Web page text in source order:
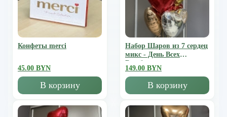
Конфеты merci
45.00 BYN
В корзину
Набор Шаров из 7 сердец
микс - День Всех
Влюбленных
149.00 BYN
В корзину